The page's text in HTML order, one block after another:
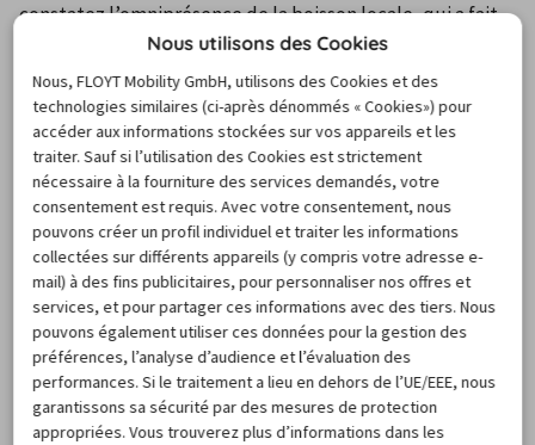
constatez l’omniprésence de la boisson locale, qui a fait
la réputation mondiale de la cité. Mais, vous poursuivez
votre chemin en direction du centre ville. Vous y
stationnez alors votre location voiture France pour
profiter du quartier médiéval de la ville. Les ruelles
étroite se prêtent à une promenade pédestre.
FAQ
Questions fréquentes sur la
location de voiture à Cognac
Nous utilisons des Cookies
Nous, FLOYT Mobility GmbH, utilisons des Cookies et des
technologies similaires (ci-après dénommés « Cookies») pour
accéder aux informations stockées sur vos appareils et les
traiter. Sauf si l’utilisation des Cookies est strictement
nécessaire à la fourniture des services demandés, votre
consentement est requis. Avec votre consentement, nous
pouvons créer un profil individuel et traiter les informations
collectées sur différents appareils (y compris votre adresse e-
mail) à des fins publicitaires, pour personnaliser nos offres et
services, et pour partager ces informations avec des tiers. Nous
pouvons également utiliser ces données pour la gestion des
préférences, l’analyse d’audience et l’évaluation des
performances. Si le traitement a lieu en dehors de l’UE/EEE, nous
garantissons sa sécurité par des mesures de protection
appropriées. Vous trouverez plus d’informations dans les